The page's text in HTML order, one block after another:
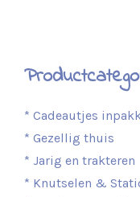
* Cadeautjes
* Gezellig thuis
* Jarig en trakteren
* Knutselen &